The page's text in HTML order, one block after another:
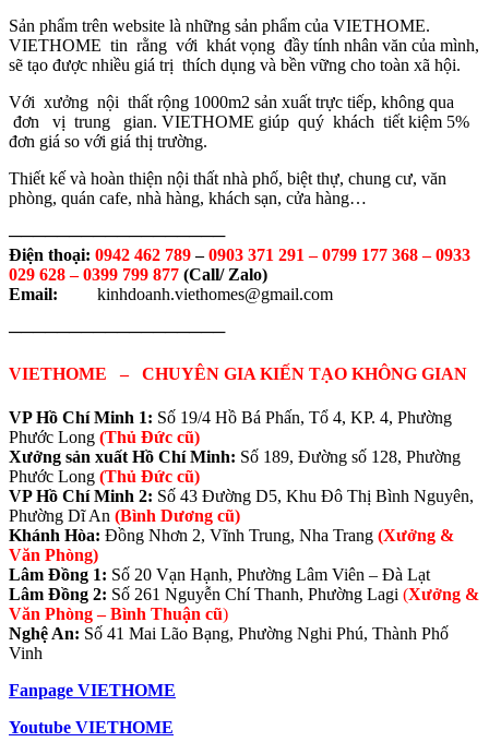
Sản phẩm trên website là những sản phẩm của VIETHOME.
VIETHOME tin rằng với khát vọng đầy tính nhân văn của mình,
sẽ tạo được nhiều giá trị thích dụng và bền vững cho toàn xã hội.
Với xưởng nội thất rộng 1000m2 sản xuất trực tiếp, không qua
đơn vị trung gian. VIETHOME giúp quý khách tiết kiệm 5%
đơn giá so với giá thị trường.
Thiết kế và hoàn thiện nội thất nhà phố, biệt thự, chung cư, văn
phòng, quán cafe, nhà hàng, khách sạn, cửa hàng…
──────────────────
Điện thoại: 0942 462 789–0903 371 291 –0799 177 368 – 0933
029 628 – 0399 799 877 (Call/ Zalo)
Email:
kinhdoanh.viethomes@gmail.com
──────────────────
VIETHOME – CHUYÊN GIA KIẾN TẠO KHÔNG GIAN
VP Hồ Chí Minh 1: Số 19/4 Hồ Bá Phấn, Tổ 4, KP. 4, Phường
Phước Long (Thủ Đức cũ)
Xưởng sản xuất Hồ Chí Minh: Số 189, Đường số 128, Phường
Phước Long (Thủ Đức cũ)
VP Hồ Chí Minh 2: Số 43 Đường D5, Khu Đô Thị Bình Nguyên,
Phường Dĩ An (Bình Dương cũ)
Khánh Hòa: Đồng Nhơn 2, Vĩnh Trung, Nha Trang (Xưởng &
Văn Phòng)
Lâm Đồng 1: Số 20 Vạn Hạnh, Phường Lâm Viên – Đà Lạt
Lâm Đồng 2: Số 261 Nguyễn Chí Thanh, Phường Lagi (Xưởng &
Văn Phòng – Bình Thuận cũ)
Nghệ An: Số 41 Mai Lão Bạng, Phường Nghi Phú, Thành Phố
Vinh
Fanpage VIETHOME
Youtube VIETHOME